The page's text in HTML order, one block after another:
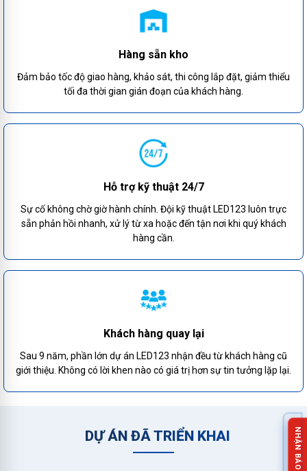
Hàng sẵn kho
Đảm bảo tốc độ giao hàng, khảo sát, thi công lắp đặt, giảm thiểu
tối đa thời gian gián đoạn của khách hàng.
Hỗ trợ kỹ thuật 24/7
Sự cố không chờ giờ hành chính. Đội kỹ thuật LED123 luôn trực
sẵn phản hồi nhanh, xử lý từ xa hoặc đến tận nơi khi quý khách
hàng cần.
Khách hàng quay lại
Sau 9 năm, phần lớn dự án LED123 nhận đều từ khách hàng cũ
giới thiệu. Không có lời khen nào có giá trị hơn sự tin tưởng lặp lại.
DỰ ÁN ĐÃ TRIỂN KHAI